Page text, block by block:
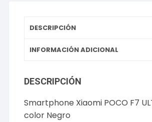
DESCRIPCIÓN
INFORMACIÓN ADICIONAL
DESCRIPCIÓN
Smartphone Xiaomi POCO F7
color Negro